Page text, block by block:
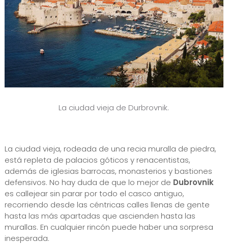
La ciudad vieja de Durbrovnik.
La ciudad vieja, rodeada de una recia muralla de piedra,
está repleta de palacios góticos y renacentistas,
además de iglesias barrocas, monasterios y bastiones
defensivos. No hay duda de que lo mejor de Dubrovnik
es callejear sin parar por todo el casco antiguo,
recorriendo desde las céntricas calles llenas de gente
hasta las más apartadas que ascienden hasta las
murallas. En cualquier rincón puede haber una sorpresa
inesperada.